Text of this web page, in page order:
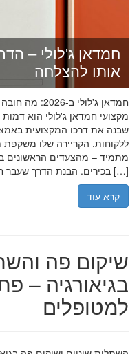
חמדאן ג'לולי –
אותו להצלחה
חמדאן ג'לולי
מקצועי חמדאן ג'לולי הוא
שבנה את דרכו המקצועית
ללקוחות. הקריירה שלו משקפת
מתמיד – מהצעדים הראשונים
בכירים. הבנת הדרך שעבר חמדאן ג'לולי מספקת […]
קרא עוד
שיקום פה
בגיאורגיה –
למטופלים